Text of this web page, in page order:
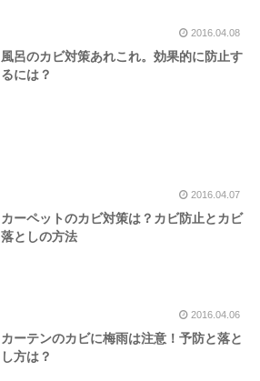
2016.04.08
風呂のカビ対策あれこれ。効果的に防止す
るには？
2016.04.07
カーペットのカビ対策は？カビ防止とカビ
落としの方法
2016.04.06
カーテンのカビに梅雨は注意！予防と落と
し方は？